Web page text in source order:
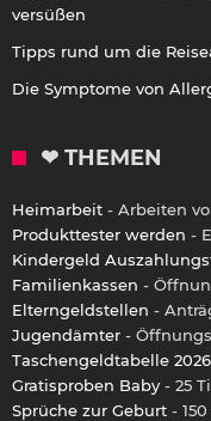
versüßen
Tipps rund um die
Die Symptome von
❤ THEMEN
Heimarbeit - Arbeiten
Produkttester werden -
Kindergeld
Familienkassen -
Elterngeldstellen -
Jugendämter -
Taschengeldtabelle 2026
Gratisproben Baby - 25
Sprüche zur Geburt -